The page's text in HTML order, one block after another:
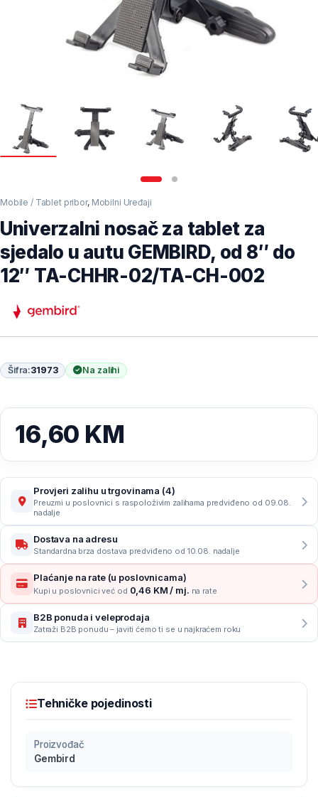
Mobile / Tablet pribor, Mobilni Uređaji
Univerzalni nosač za tablet za
sjedalo u autu GEMBIRD, od 8″ do
12″ TA-CHHR-02/TA-CH-002
Šifra:31973 Na zalihi
16,60 KM
Provjeri zalihu u trgovinama (4)
Preuzmi u poslovnici s raspoloživim zalihama predviđeno od 09.08.
nadalje
Dostava na adresu
Standardna brza dostava predviđeno od 10.08. nadalje
Plaćanje na rate (u poslovnicama)
Kupi u poslovnici već od 0,46 KM / mj. na rate
B2B ponuda i veleprodaja
Zatraži B2B ponudu – javiti ćemo ti se u najkraćem roku
Tehničke pojedinosti
Proizvođač
Gembird